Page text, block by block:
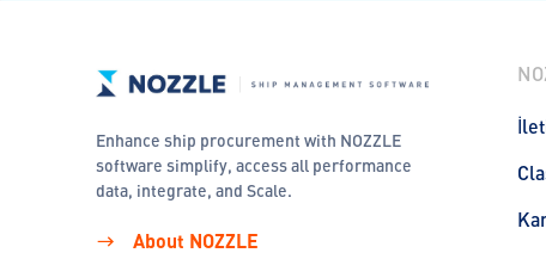
Enhance ship procurement with NOZZLE
software simplify, access all performance
data, integrate, and Scale.
About NOZZLE